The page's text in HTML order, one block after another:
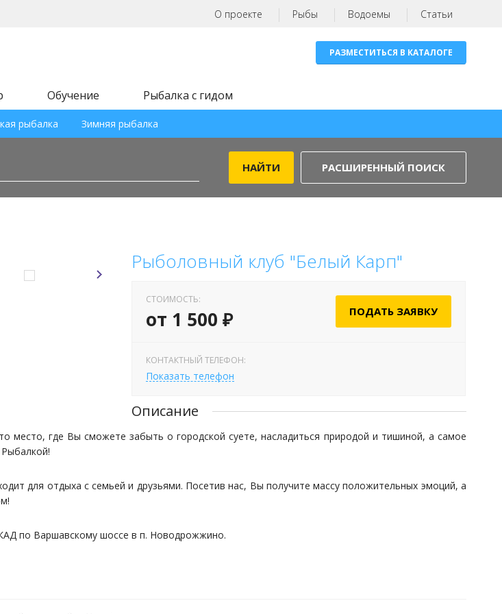
О проекте Рыбы Водоемы Статьи
РАЗМЕСТИТЬСЯ В КАТАЛОГЕ
Обучение Рыбалка с гидом
рыбалка Зимняя рыбалка
РАСШИРЕННЫЙ ПОИСК
Рыболовный клуб "Белый Карп"
СТОИМОСТЬ:
от 1 500 ₽ ПОДАТЬ ЗАЯВКУ
КОНТАКТНЫЙ ТЕЛЕФОН:
Показать телефон
Описание
место, где Вы сможете забыть о городской суете, насладиться природой и тишиной, а самое
для отдыха с семьей и друзьями. Посетив нас, Вы получите массу положительных эмоций, а
по Варшавскому шоссе в п. Новодрожжино.